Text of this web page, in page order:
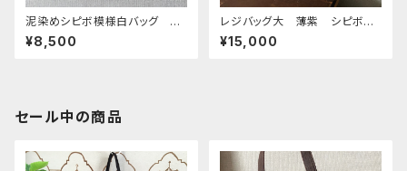
泥染めシピボ模様白バッグ 柔
らかいアナコンダ白 31x32c
m ぺたんこシピボバッグ
¥8,500
レジバッグ大 薄紫 シピボ族
の泥染め 38cm
¥15,000
セール中の商品